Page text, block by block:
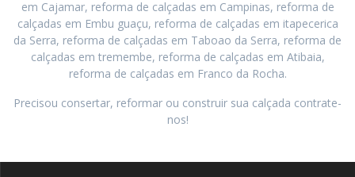
em Cajamar, reforma de calçadas em Campinas, reforma de
calçadas em Embu guaçu, reforma de calçadas em itapecerica
da Serra, reforma de calçadas em Taboao da Serra, reforma de
calçadas em tremembe, reforma de calçadas em Atibaia,
reforma de calçadas em Franco da Rocha.
Precisou consertar, reformar ou construir sua calçada contrate-
nos!